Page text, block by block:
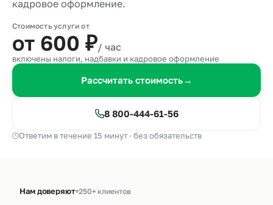
кадровое оформление.
Стоимость услуги от
от 600 ₽/ час
включены налоги, надбавки и кадровое оформление
Рассчитать стоимость→
8 800-444-61-56
Ответим в течение 15 минут · без обязательств
Нам доверяют 250+ клиентов